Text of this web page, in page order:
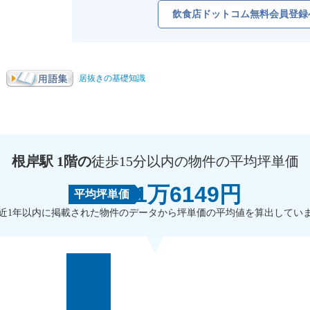
飲食店ドットコム無料会員登録
居抜きの基礎知識
根岸駅 1階の徒歩15分以内の物件の平均坪単価
平均坪単価 1万6149円
1年以内に掲載された物件のデータから坪単価の平均値を算出していま